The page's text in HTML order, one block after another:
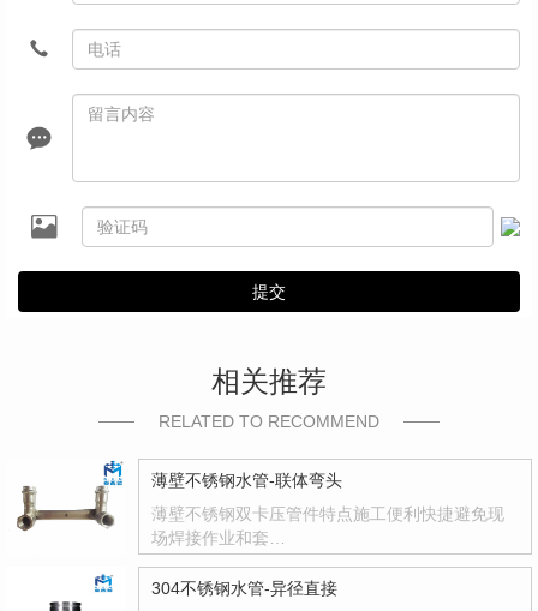
提交
相关推荐
RELATED TO RECOMMEND
薄壁不锈钢水管-联体弯头
薄壁不锈钢双卡压管件特点施工便利快捷避免现
场焊接作业和套…
304不锈钢水管-异径直接